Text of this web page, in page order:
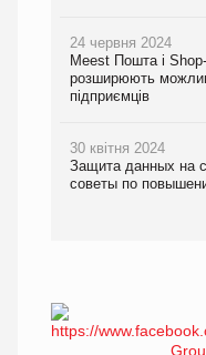
24 червня 2024
Meest Пошта і
розширюють
підприємців
30 квітня 2024
Защита данных на
советы по